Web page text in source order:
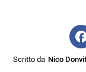
Scritto da Nico